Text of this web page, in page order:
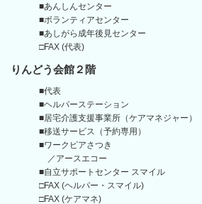
■あんしんセンター
■ボランティアセンター
■あしがら成年後見センター
□FAX (代表)
りんどう会館 ２階
■代表
■ヘルパーステーション
■居宅介護支援事業所 （ケアマネジャー）
■移送サービス（予約専用）
■ワークピアさつき
／アースエコー
■自立サポートセンター スマイル
□FAX (ヘルパー・スマイル)
□FAX (ケアマネ)